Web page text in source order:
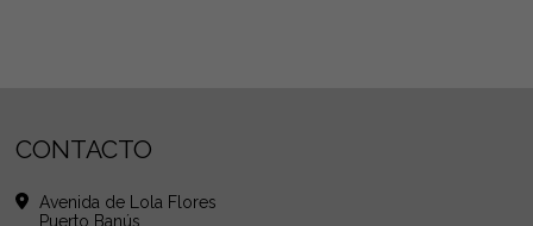
CONTACTO
Avenida de Lola Flores
Puerto Banús